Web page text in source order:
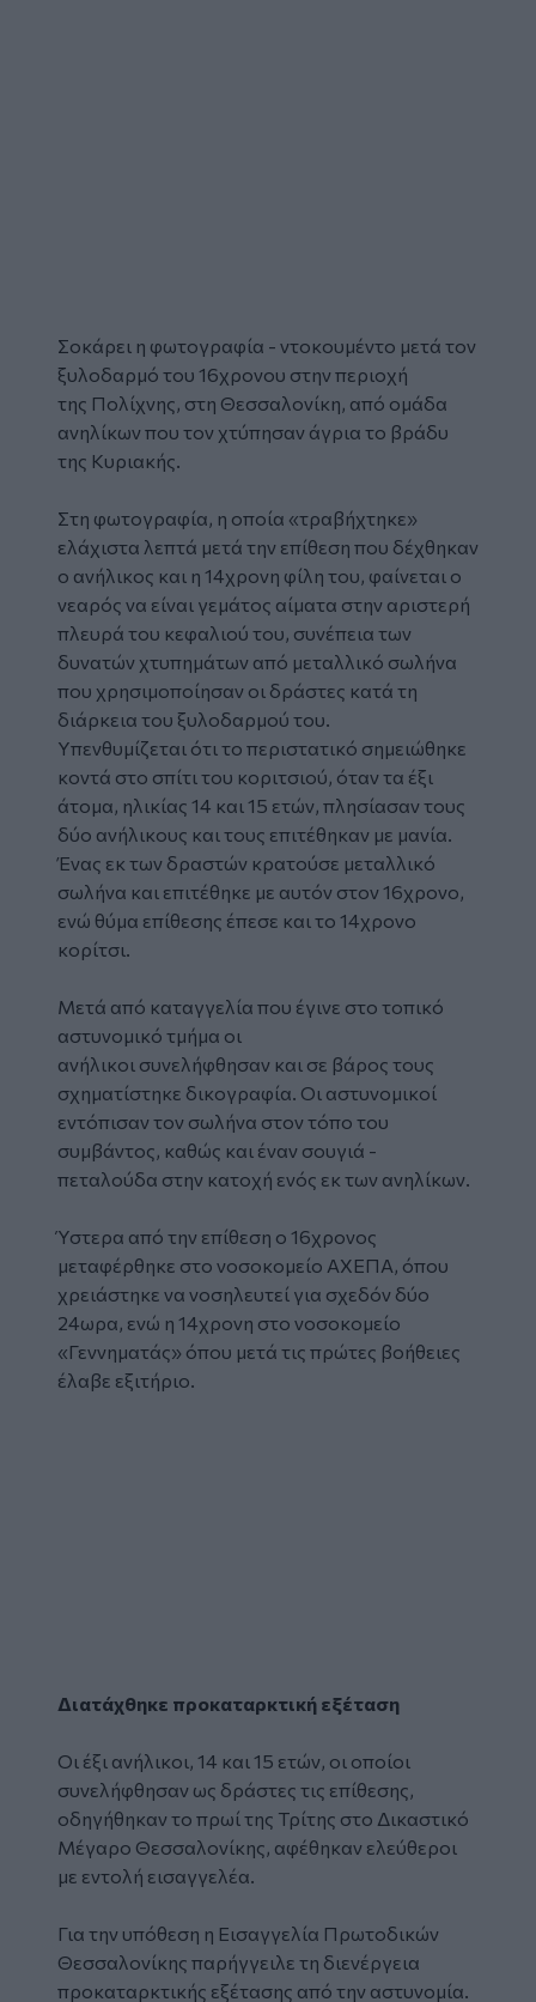
Σοκάρει η φωτογραφία - ντοκουμέντο μετά τον
ξυλοδαρμό του 16χρονου στην περιοχή
της Πολίχνης, στη Θεσσαλονίκη, από ομάδα
ανηλίκων που τον χτύπησαν άγρια το βράδυ
της Κυριακής.
Στη φωτογραφία, η οποία «τραβήχτηκε»
ελάχιστα λεπτά μετά την επίθεση που δέχθηκαν
ο ανήλικος και η 14χρονη φίλη του, φαίνεται ο
νεαρός να είναι γεμάτος αίματα στην αριστερή
πλευρά του κεφαλιού του, συνέπεια των
δυνατών χτυπημάτων από μεταλλικό σωλήνα
που χρησιμοποίησαν οι δράστες κατά τη
διάρκεια του ξυλοδαρμού του.
Υπενθυμίζεται ότι το περιστατικό σημειώθηκε
κοντά στο σπίτι του κοριτσιού, όταν τα έξι
άτομα, ηλικίας 14 και 15 ετών, πλησίασαν τους
δύο ανήλικους και τους επιτέθηκαν με μανία.
Ένας εκ των δραστών κρατούσε μεταλλικό
σωλήνα και επιτέθηκε με αυτόν στον 16χρονο,
ενώ θύμα επίθεσης έπεσε και το 14χρονο
κορίτσι.
Μετά από καταγγελία που έγινε στο τοπικό
αστυνομικό τμήμα οι
ανήλικοι συνελήφθησαν και σε βάρος τους
σχηματίστηκε δικογραφία. Οι αστυνομικοί
εντόπισαν τον σωλήνα στον τόπο του
συμβάντος, καθώς και έναν σουγιά -
πεταλούδα στην κατοχή ενός εκ των ανηλίκων.
Ύστερα από την επίθεση ο 16χρονος
μεταφέρθηκε στο νοσοκομείο ΑΧΕΠΑ, όπου
χρειάστηκε να νοσηλευτεί για σχεδόν δύο
24ωρα, ενώ η 14χρονη στο νοσοκομείο
«Γεννηματάς» όπου μετά τις πρώτες βοήθειες
έλαβε εξιτήριο.
Διατάχθηκε προκαταρκτική εξέταση
Οι έξι ανήλικοι, 14 και 15 ετών, οι οποίοι
συνελήφθησαν ως δράστες τις επίθεσης,
οδηγήθηκαν το πρωί της Τρίτης στο Δικαστικό
Μέγαρο Θεσσαλονίκης, αφέθηκαν ελεύθεροι
με εντολή εισαγγελέα.
Για την υπόθεση η Εισαγγελία Πρωτοδικών
Θεσσαλονίκης παρήγγειλε τη διενέργεια
προκαταρκτικής εξέτασης από την αστυνομία.